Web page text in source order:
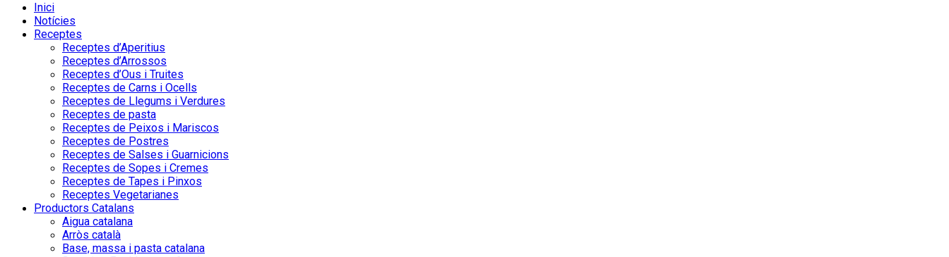
Inici
Notícies
Receptes
Receptes d’Aperitius
Receptes d’Arrossos
Receptes d’Ous i Truites
Receptes de Carns i Ocells
Receptes de Llegums i Verdures
Receptes de pasta
Receptes de Peixos i Mariscos
Receptes de Postres
Receptes de Salses i Guarnicions
Receptes de Sopes i Cremes
Receptes de Tapes i Pinxos
Receptes Vegetarianes
Productors Catalans
Aigua catalana
Arròs català
Base, massa i pasta catalana